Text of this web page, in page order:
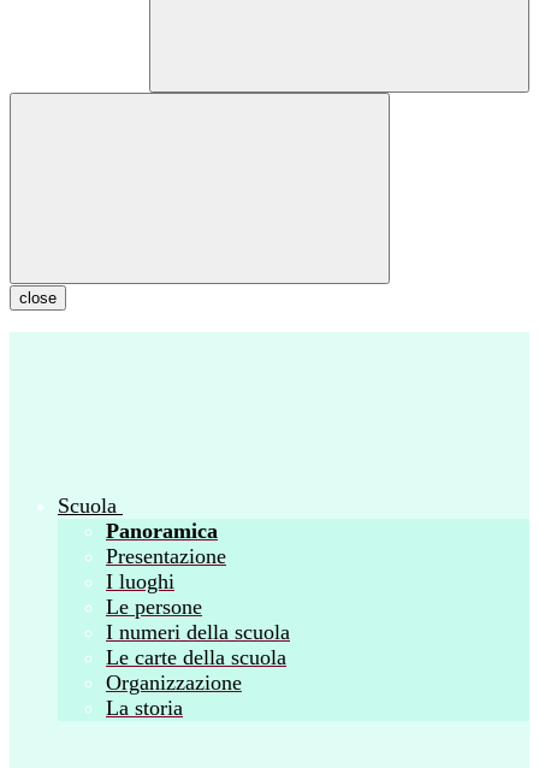
close
Scuola
Panoramica
Presentazione
I luoghi
Le persone
I numeri della scuola
Le carte della scuola
Organizzazione
La storia